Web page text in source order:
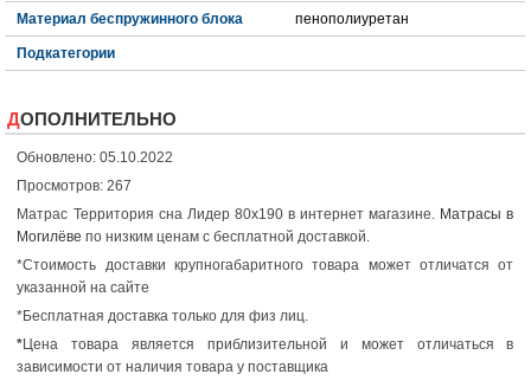
Материал беспружинного блока пенополиуретан
Подкатегории
ДОПОЛНИТЕЛЬНО
Обновлено: 05.10.2022
Просмотров: 267
Матрас Территория сна Лидер 80x190 в интернет магазине. Матрасы в
Могилёве по низким ценам с бесплатной доставкой.
*Стоимость доставки крупногабаритного товара может отличатся от
указанной на сайте
*Бесплатная доставка только для физ лиц.
*Цена товара является приблизительной и может отличаться в
зависимости от наличия товара у поставщика